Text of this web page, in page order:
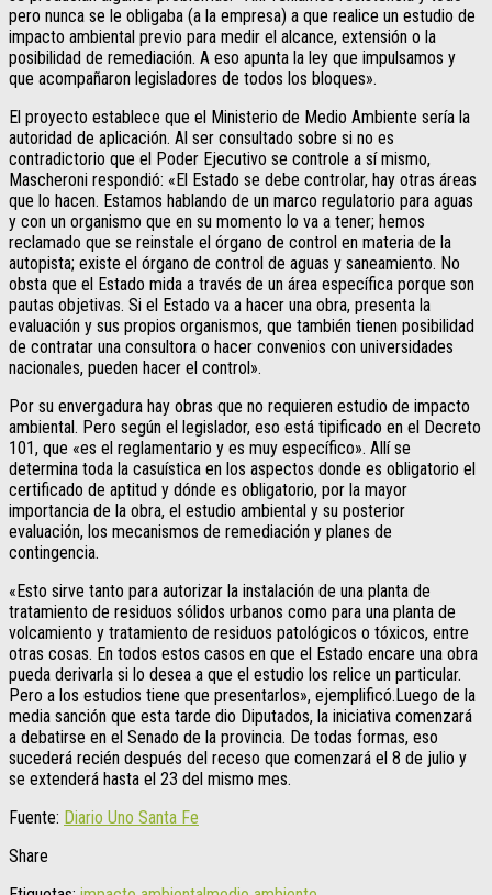
pero nunca se le obligaba (a la empresa) a que realice un estudio de
impacto ambiental previo para medir el alcance, extensión o la
posibilidad de remediación. A eso apunta la ley que impulsamos y
que acompañaron legisladores de todos los bloques».
El proyecto establece que el Ministerio de Medio Ambiente sería la
autoridad de aplicación. Al ser consultado sobre si no es
contradictorio que el Poder Ejecutivo se controle a sí mismo,
Mascheroni respondió: «El Estado se debe controlar, hay otras áreas
que lo hacen. Estamos hablando de un marco regulatorio para aguas
y con un organismo que en su momento lo va a tener; hemos
reclamado que se reinstale el órgano de control en materia de la
autopista; existe el órgano de control de aguas y saneamiento. No
obsta que el Estado mida a través de un área específica porque son
pautas objetivas. Si el Estado va a hacer una obra, presenta la
evaluación y sus propios organismos, que también tienen posibilidad
de contratar una consultora o hacer convenios con universidades
nacionales, pueden hacer el control».
Por su envergadura hay obras que no requieren estudio de impacto
ambiental. Pero según el legislador, eso está tipificado en el Decreto
101, que «es el reglamentario y es muy específico». Allí se
determina toda la casuística en los aspectos donde es obligatorio el
certificado de aptitud y dónde es obligatorio, por la mayor
importancia de la obra, el estudio ambiental y su posterior
evaluación, los mecanismos de remediación y planes de
contingencia.
«Esto sirve tanto para autorizar la instalación de una planta de
tratamiento de residuos sólidos urbanos como para una planta de
volcamiento y tratamiento de residuos patológicos o tóxicos, entre
otras cosas. En todos estos casos en que el Estado encare una obra
pueda derivarla si lo desea a que el estudio los relice un particular.
Pero a los estudios tiene que presentarlos», ejemplificó.Luego de la
media sanción que esta tarde dio Diputados, la iniciativa comenzará
a debatirse en el Senado de la provincia. De todas formas, eso
sucederá recién después del receso que comenzará el 8 de julio y
se extenderá hasta el 23 del mismo mes.
Fuente: Diario Uno Santa Fe
Share